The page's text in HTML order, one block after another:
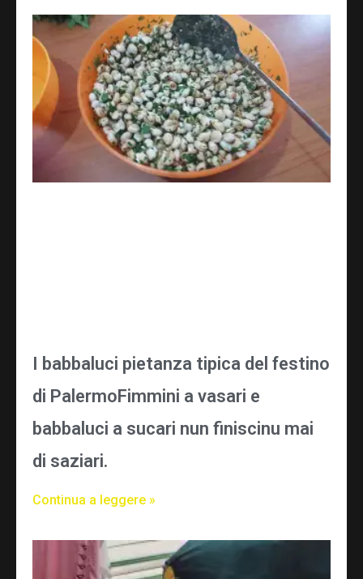
I babbaluci pietanza tipica del festino
di PalermoFimmini a vasari e
babbaluci a sucari nun finiscinu mai
di saziari.
Continua a leggere »